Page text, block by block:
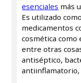
esenciales más
Es utilizado
medicamentos
cosmética como
entre otras
antiséptico,
antiinflamatorio,